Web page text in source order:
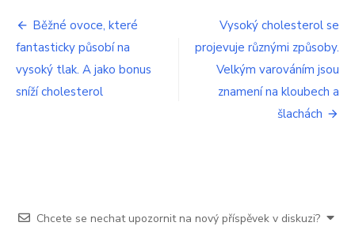
Navigace
pro
příspěvek
Běžné ovoce, které
fantasticky působí na
vysoký tlak. A jako bonus
sníží cholesterol
Vysoký cholesterol se
projevuje různými způsoby.
Velkým varováním jsou
znamení na kloubech a
šlachách
Chcete se nechat upozornit na nový příspěvek v diskuzi?